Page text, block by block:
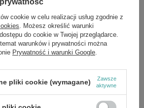
informacje dotyczące naszego
na naszej stronie internetowej,
Przekażemy Ci listę składników!
się na zamianę składników pewnych
dokładny opis żądanego produktu,
kosmetyku, suplementu lub
cookie w celu realizacji usług zgodnie z
. Możesz określić warunki
do cookie w Twojej przeglądarce.
warunków i prywatności można
Prywatność i warunki Google.
pliki cookie (wymagane)
Zawsze
aktywne